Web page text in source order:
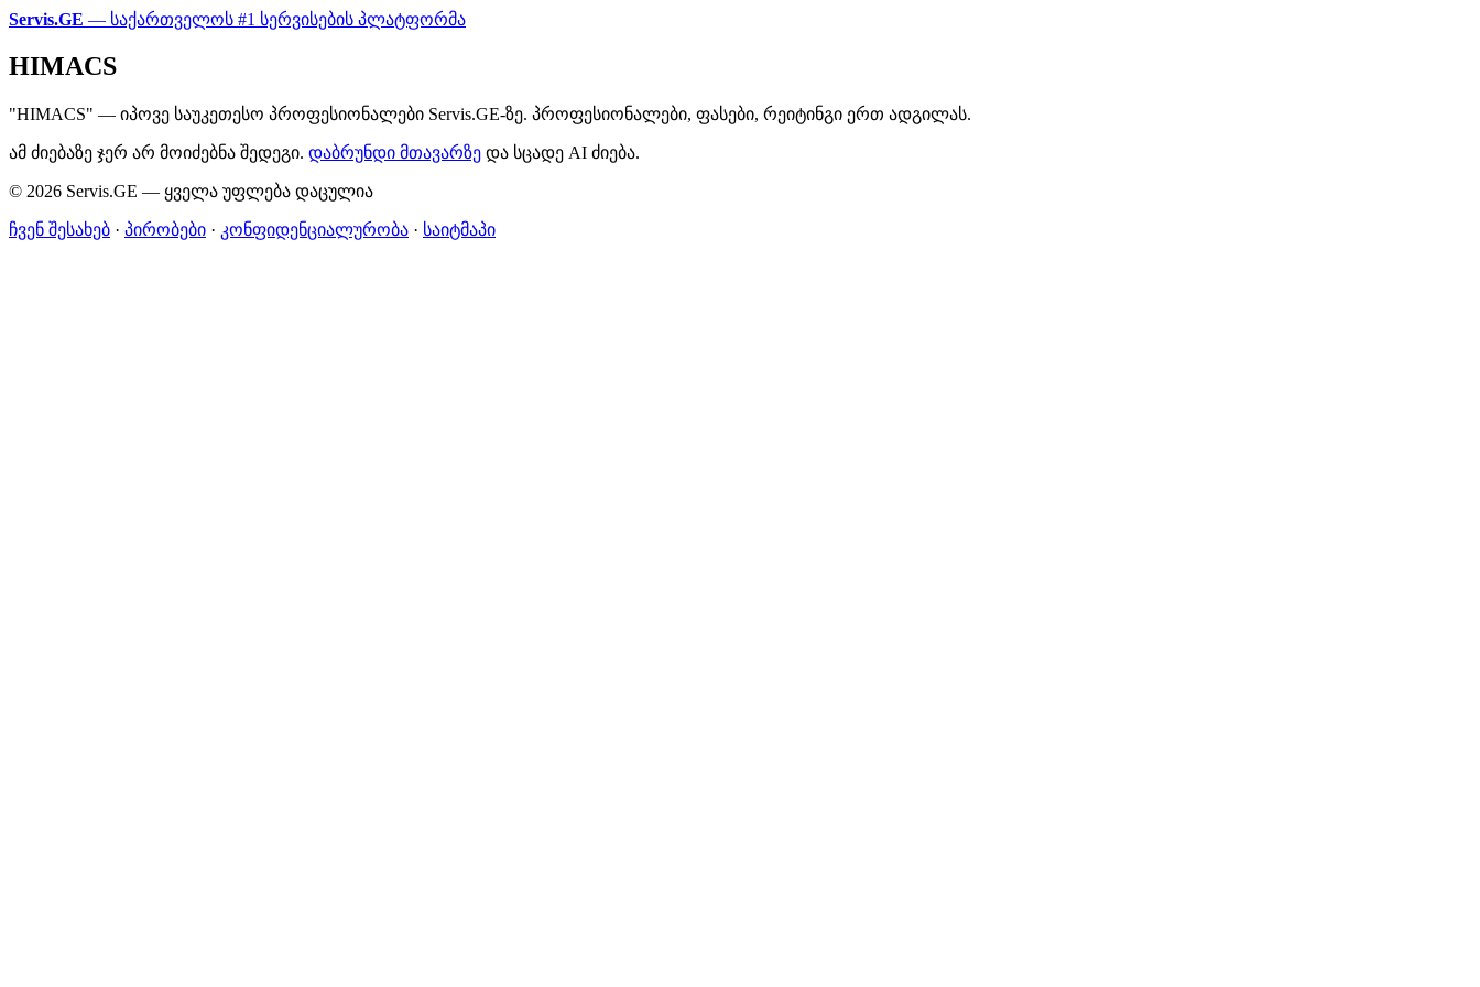
Servis.GE — საქართველოს #1 სერვისების პლატფორმა
HIMACS
"HIMACS" — იპოვე საუკეთესო პროფესიონალები Servis.GE-ზე. პროფესიონალები, ფასები, რეიტინგი ერთ ადგილას.
ამ ძიებაზე ჯერ არ მოიძებნა შედეგი. დაბრუნდი მთავარზე და სცადე AI ძიება.
© 2026 Servis.GE — ყველა უფლება დაცულია
ჩვენ შესახებ · პირობები · კონფიდენციალურობა · საიტმაპი